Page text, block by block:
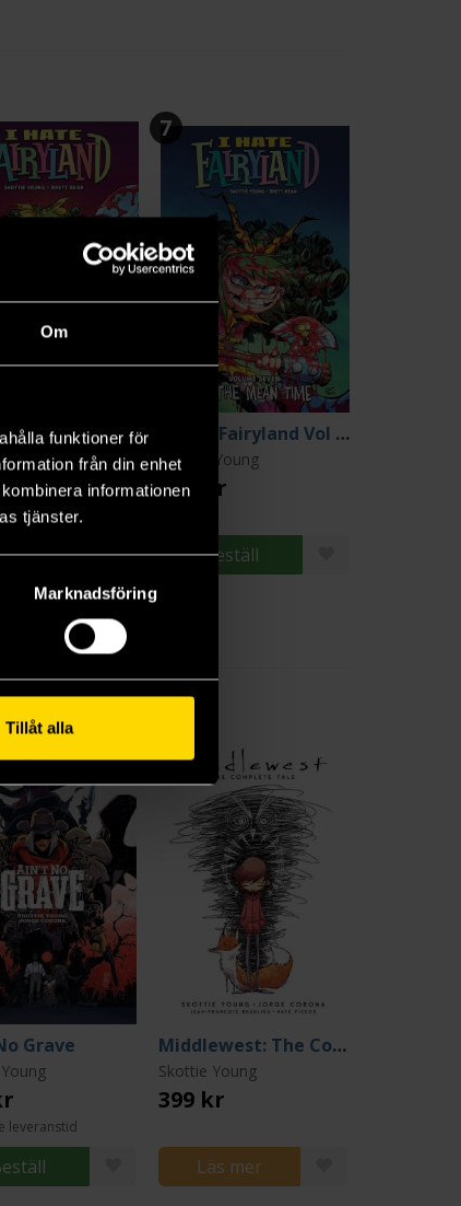
Om
funktioner för
från din enhet
informationen
tjänster.
Marknadsföring
Tillåt alla
I Hate Fairyland Vol 5: Gert's Inferno
leveranstid
7
I Hate Fairyland Vol 7: In the Mean Time
Skottie Young
239 kr
Beställ
Grave
leveranstid
Middlewest: The Complete Tale
Skottie Young
399 kr
Läs mer